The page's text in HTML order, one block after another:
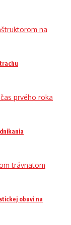
obuvi na